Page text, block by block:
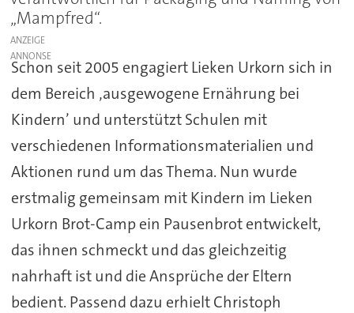
„Mampfred“.
ANZEIGE
Schon seit 2005 engagiert Lieken Urkorn sich in
dem Bereich ‚ausgewogene Ernährung bei
Kindern’ und unterstützt Schulen mit
verschiedenen Informationsmaterialien und
Aktionen rund um das Thema. Nun wurde
erstmalig gemeinsam mit Kindern im Lieken
Urkorn Brot-Camp ein Pausenbrot entwickelt,
das ihnen schmeckt und das gleichzeitig
nahrhaft ist und die Ansprüche der Eltern
bedient. Passend dazu erhielt Christoph